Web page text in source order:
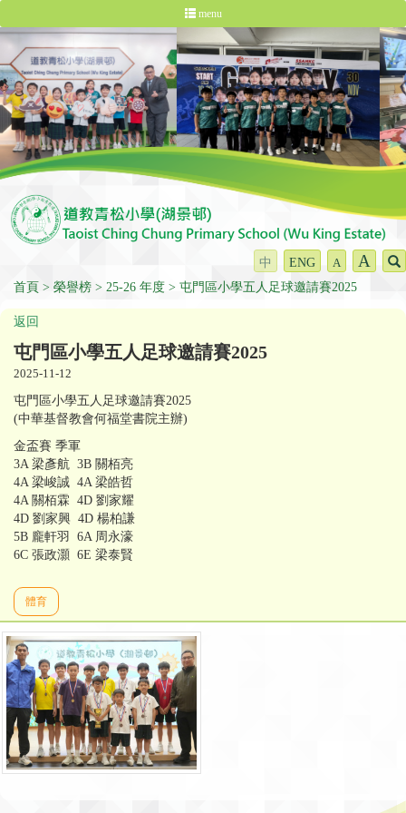
menu
中 ENG A A
首頁 榮譽榜 25-26 年度 屯門區小學五人足球邀請賽2025
返回
屯門區小學五人足球邀請賽2025
2025-11-12
屯門區小學五人足球邀請賽2025
(中華基督教會何福堂書院主辦)
金盃賽 季軍
3A 梁彥航 3B 關栢亮
4A 梁峻誠 4A 梁皓哲
4A 關栢霖 4D 劉家耀
4D 劉家興 4D 楊柏謙
5B 龐軒羽 6A 周永濠
6C 張政灝 6E 梁泰賢
體育